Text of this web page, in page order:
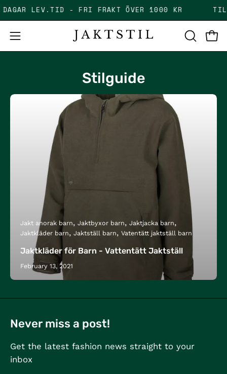
Skip
to
content
LEV.TID - FRI FRAKT ÖVER 1000 KR
Open
navigation
OPEN
SEARCH
Stilguide
Jakt anorak barn Jaktbyxor barn
Jaktjacka barn
Jaktkläder barn
Jaktställ barn Vatentätt jaktställ barn
Jaktkläder för Barn - Vattentätt Jaktställ
February 13, 2021
Never miss a post!
Get the latest fashion news straight to your
inbox